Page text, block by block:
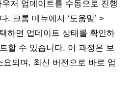
저 업데이트를 수동으로 진행
. 크롬 메뉴에서 ‘도움말’ >
하면 업데이트 상태를 확인하
할 수 있습니다. 이 과정은 보
요되며, 최신 버전으로 바로 업